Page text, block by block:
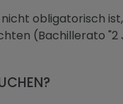
nicht obligatorisch
(Bachillerato "2